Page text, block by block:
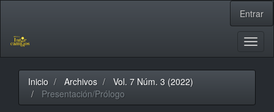
principal
Barra
lateral
Entrar
Inicio Archivos
Vol. 7 Núm. 3 (2022)
Presentación/Prólogo